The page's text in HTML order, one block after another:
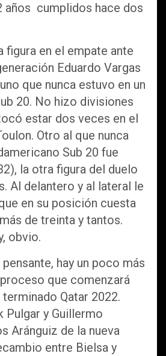
años cumplidos hace dos
figura en el empate ante
Eduardo Vargas
que nunca estuvo en un
20. No hizo divisiones
estar dos veces en el
Otro al que nunca
Sub 20 fue
la otra figura del duelo
Al delantero y al lateral le
en su posición cuesta
de treinta y tantos.
obvio.
hay un poco más
que comenzará
Qatar 2022.
Pulgar y Guillermo
Aránguiz de la nueva
entre Bielsa y